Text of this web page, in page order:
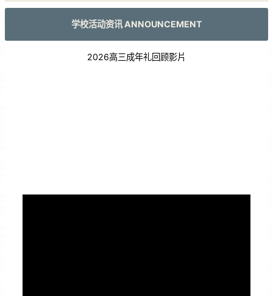
学校活动资讯 ANNOUNCEMENT
2026高三成年礼回顾影片